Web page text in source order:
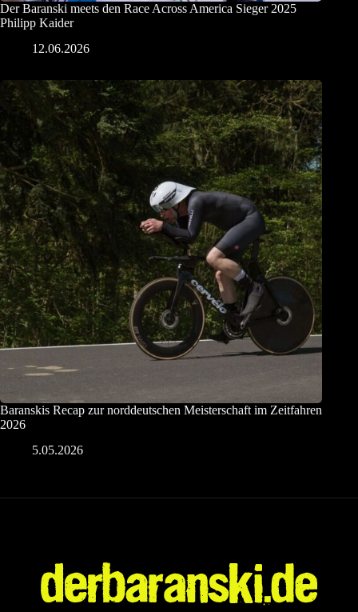
Der Baranski meets den Race Across America Sieger 2025
Philipp Kaider
12.06.2026
Baranskis Recap zur norddeutschen Meisterschaft im Zeitfahren
2026
5.05.2026